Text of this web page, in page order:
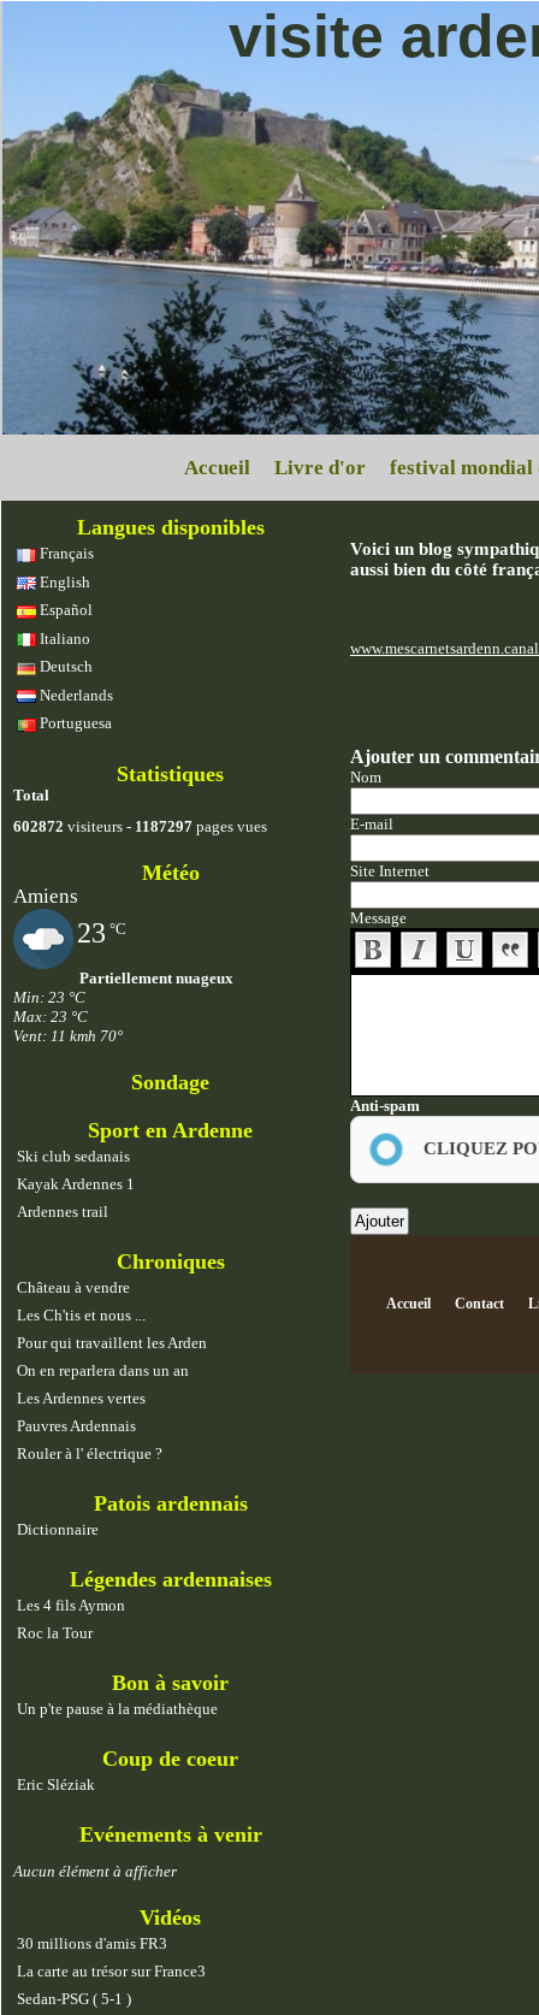
visite
Accueil Livre d'or festival mondial
Langues disponibles
Français
English
Español
Italiano
Deutsch
Nederlands
Portuguesa
Statistiques
Total
602872 visiteurs - 1187297 pages vues
Météo
Amiens
23 °C
Partiellement nuageux
Min: 23 °C
Max: 23 °C
Vent: 11 kmh 70°
Sondage
Sport en Ardenne
Ski club sedanais
Kayak Ardennes 1
Ardennes trail
Chroniques
Château à vendre
Les Ch'tis et nous ...
Pour qui travaillent les Arden
On en reparlera dans un an
Les Ardennes vertes
Pauvres Ardennais
Rouler à l' électrique ?
Patois ardennais
Dictionnaire
Légendes ardennaises
Les 4 fils Aymon
Roc la Tour
Bon à savoir
Un p'te pause à la médiathèque
Coup de coeur
Eric Sléziak
Evénements à venir
Aucun élément à afficher
Vidéos
30 millions d'amis FR3
La carte au trésor sur France3
Sedan-PSG ( 5-1 )
Voici un blog
aussi bien du côté
Ajouter un
Nom
E-mail
Site Internet
Message
Anti-spam
CLIQUEZ
Accueil Contact